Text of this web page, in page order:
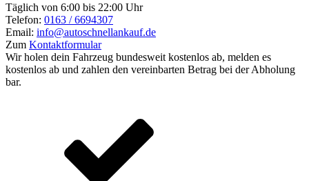
Täglich von 6:00 bis 22:00 Uhr
Telefon: 0163 / 6694307
Email: info@autoschnellankauf.de
Zum Kontaktformular
Wir holen dein Fahrzeug bundesweit kostenlos ab, melden es
kostenlos ab und zahlen den vereinbarten Betrag bei der Abholung
bar.